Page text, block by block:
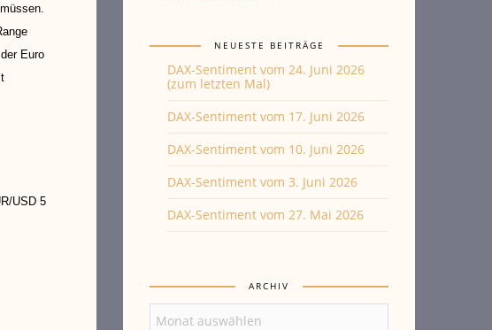
Euro
USD 5
NEUESTE BEITRÄGE
DAX-Sentiment vom 24. Juni 2026
(zum letzten Mal)
DAX-Sentiment vom 17. Juni 2026
DAX-Sentiment vom 10. Juni 2026
DAX-Sentiment vom 3. Juni 2026
DAX-Sentiment vom 27. Mai 2026
ARCHIV